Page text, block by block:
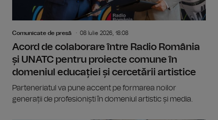
Comunicate de presă 08 Iulie 2026, 18:08
Acord de colaborare între Radio România
și UNATC pentru proiecte comune în
domeniul educației și cercetării artistice
Parteneriatul va pune accent pe formarea noilor
generații de profesioniști în domeniul artistic și media.